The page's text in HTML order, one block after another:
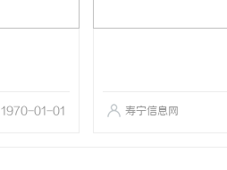
1970-01-01 寿宁信息网